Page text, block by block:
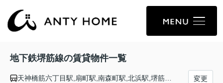
地下鉄堺筋線の賃貸物件一覧
変更